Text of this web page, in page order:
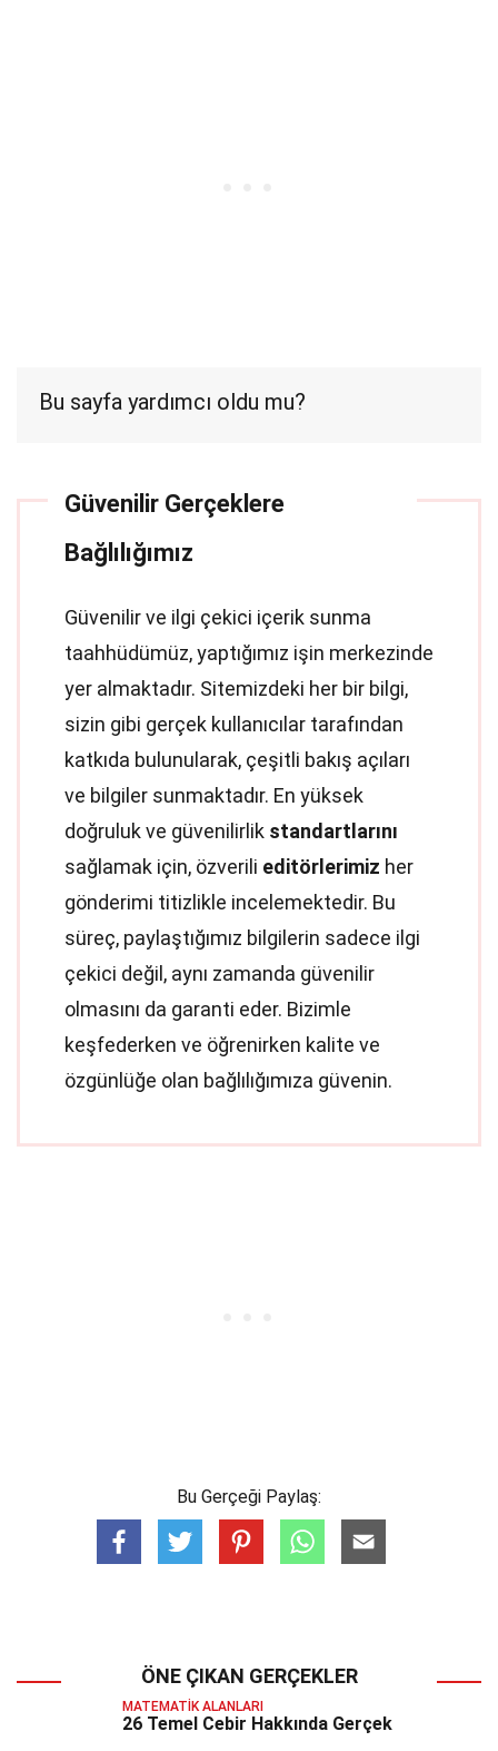
Bu sayfa yardımcı oldu mu?
Güvenilir Gerçeklere
Bağlılığımız
Güvenilir ve ilgi çekici içerik sunma
taahhüdümüz, yaptığımız işin merkezinde
yer almaktadır. Sitemizdeki her bir bilgi,
sizin gibi gerçek kullanıcılar tarafından
katkıda bulunularak, çeşitli bakış açıları
ve bilgiler sunmaktadır. En yüksek
doğruluk ve güvenilirlik standartlarını
sağlamak için, özverili editörlerimiz her
gönderimi titizlikle incelemektedir. Bu
süreç, paylaştığımız bilgilerin sadece ilgi
çekici değil, aynı zamanda güvenilir
olmasını da garanti eder. Bizimle
keşfederken ve öğrenirken kalite ve
özgünlüğe olan bağlılığımıza güvenin.
Bu Gerçeği Paylaş:
ÖNE ÇIKAN GERÇEKLER
MATEMATIK ALANLARI
26 Temel Cebir Hakkında Gerçek